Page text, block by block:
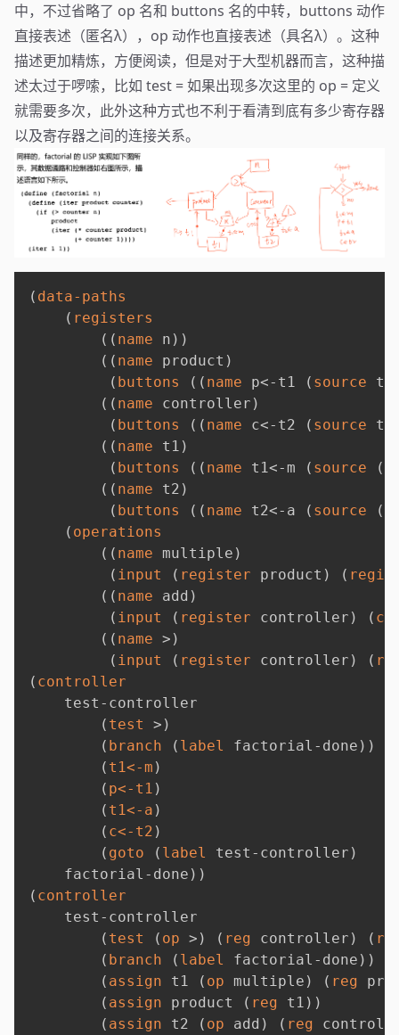
中，不过省略了 op 名和 buttons 名的中转，buttons 动作
直接表述（匿名λ），op 动作也直接表述（具名λ）。这种
描述更加精炼，方便阅读，但是对于大型机器而言，这种描
述太过于啰嗦，比如 test = 如果出现多次这里的 op = 定义
就需要多次，此外这种方式也不利于看清到底有多少寄存器
以及寄存器之间的连接关系。
( data-paths
( registers
( ( name n ) )
( ( name product )
( buttons ( ( name p<-t1 ( source t1
( ( name controller )
( buttons ( ( name c<-t2 ( source t2
( ( name t1 )
( buttons ( ( name t1<-m ( source (
( ( name t2 )
( buttons ( ( name t2<-a ( source (
( operations
( ( name multiple )
( input ( register product ) (
( ( name add )
( input ( register controller ) (
( ( name > )
( input ( register controller ) (
( controller
    test-controller
( test > )
( branch ( label factorial-done ) )
( t1<-m )
( p<-t1 )
( t1<-a )
( c<-t2 )
( goto ( label test-controller )
    factorial-done
) )
( controller
    test-controller
( test ( op > ) ( reg controller ) (
( branch ( label factorial-done ) )
( assign t1 ( op multiple ) ( reg
( assign product ( reg t1 ) )
( assign t2 ( op add ) ( reg